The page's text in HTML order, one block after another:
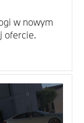
w nowym
ofercie.